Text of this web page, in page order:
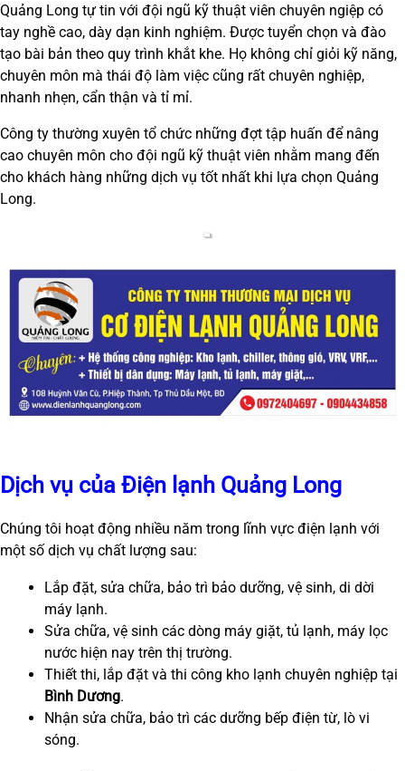
Quảng Long tự tin với đội ngũ kỹ thuật viên chuyên ngiệp có
tay nghề cao, dày dạn kinh nghiệm. Được tuyển chọn và đào
tạo bài bản theo quy trình khắt khe. Họ không chỉ giỏi kỹ năng,
chuyên môn mà thái độ làm việc cũng rất chuyên nghiệp,
nhanh nhẹn, cẩn thận và tỉ mỉ.
Công ty thường xuyên tổ chức những đợt tập huấn để nâng
cao chuyên môn cho đội ngũ kỹ thuật viên nhằm mang đến
cho khách hàng những dịch vụ tốt nhất khi lựa chọn Quảng
Long.
Dịch vụ của Điện lạnh Quảng Long
Chúng tôi hoạt động nhiều năm trong lĩnh vực điện lạnh với
một số dịch vụ chất lượng sau:
Lắp đặt, sửa chữa, bảo trì bảo dưỡng, vệ sinh, di dời
máy lạnh.
Sửa chữa, vệ sinh các dòng máy giặt, tủ lạnh, máy lọc
nước hiện nay trên thị trường.
Thiết thi, lắp đặt và thi công kho lạnh chuyên nghiệp tại
Bình Dương.
Nhận sửa chữa, bảo trì các dưỡng bếp điện từ, lò vi
sóng.